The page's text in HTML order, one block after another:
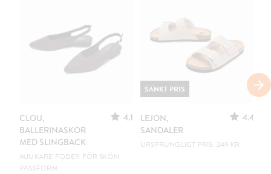
CLOU,
BALLERINASKOR
MED SLINGBACK
4.1
MJUKARE FODER FÖR SKÖN
PASSFORM
LEJON,
SANDALER
4.4
URSPRUNGLIGT PRIS: 249 KR
SÄNKT PRIS